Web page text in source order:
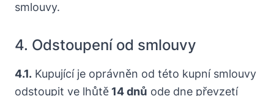
smlouvy.
4. Odstoupení od smlouvy
4.1. Kupující je oprávněn od této kupní smlouvy
odstoupit ve lhůtě 14 dnů ode dne převzetí